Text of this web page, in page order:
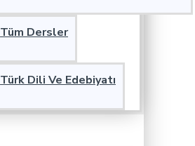
Tüm Dersler
Türk Dili Ve Edebiyatı